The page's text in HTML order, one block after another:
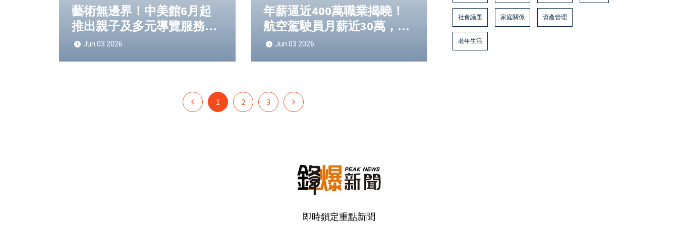
藝術無邊界！中美館6月起
推出親子及多元導覽服務全
面升級，打造跨世代共融美
Jun 03 2026
年薪逼近400萬職業揭曉！
航空駕駛員月薪近30萬，高
競爭力難被取代
Jun 03 2026
1 2 3
社會議題 家庭關係 資產管理
老年生活
即時鎖定重點新聞